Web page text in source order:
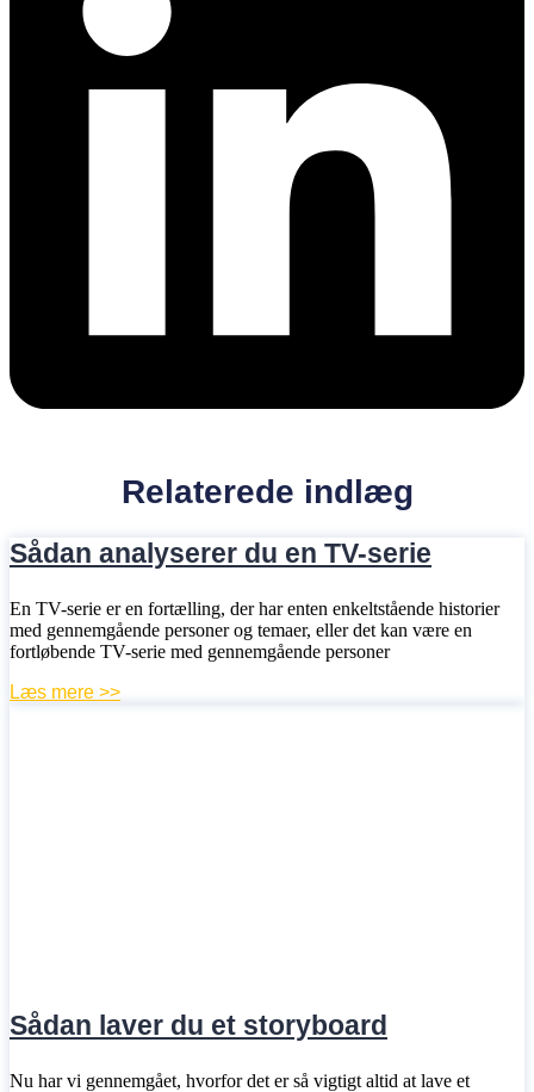
Relaterede indlæg
Sådan analyserer du en TV-serie
En TV-serie er en fortælling, der har enten enkeltstående historier
med gennemgående personer og temaer, eller det kan være en
fortløbende TV-serie med gennemgående personer
Læs mere >>
Sådan laver du et storyboard
Nu har vi gennemgået, hvorfor det er så vigtigt altid at lave et